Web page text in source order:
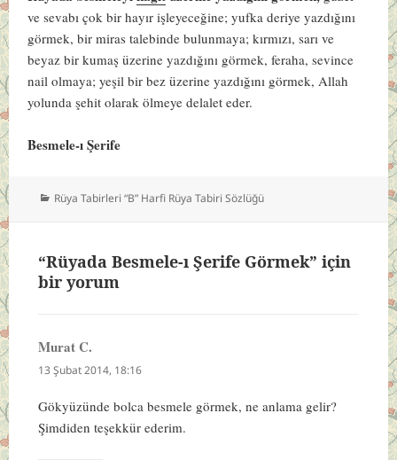
ve sevabı çok bir hayır işleyeceğine; yufka deriye yazdığını
görmek, bir miras talebinde bulunmaya; kırmızı, sarı ve
beyaz bir kumaş üzerine yazdığını görmek, feraha, sevince
nail olmaya; yeşil bir bez üzerine yazdığını görmek, Allah
yolunda şehit olarak ölmeye delalet eder.
Besmele-ı Şerife
Kategoriler
Rüya Tabirleri “B” Harfi Rüya Tabiri Sözlüğü
“Rüyada Besmele-ı Şerife Görmek” için
bir yorum
Murat C.
ki:
13 Şubat 2014, 18:16
Gökyüzünde bolca besmele görmek, ne anlama gelir?
Şimdiden teşekkür ederim.